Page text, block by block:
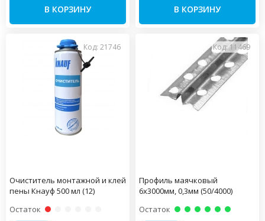
В КОРЗИНУ В КОРЗИНУ
Код: 21746
Очиститель монтажной и клей
пены Кнауф 500 мл (12)
Остаток
Код: 11469
Профиль маячковый
6х3000мм, 0,3мм (50/4000)
Остаток